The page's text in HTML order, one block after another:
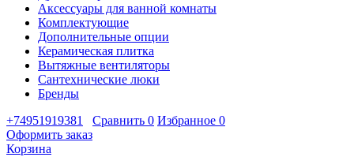
Аксессуары для ванной комнаты
Комплектующие
Дополнительные опции
Керамическая плитка
Вытяжные вентиляторы
Сантехнические люки
Бренды
+74951919381
Сравнить 0 Избранное 0
Оформить заказ
Корзина